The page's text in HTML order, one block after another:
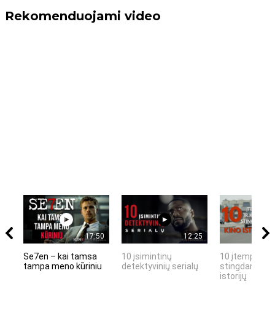
Rekomenduojami video
17:50
Se7en – kai tamsa
tampa meno kūriniu
12:25
10 įsimintinų
detektyvinių serialų
10 įtemptų,
stingdančių
istorijų